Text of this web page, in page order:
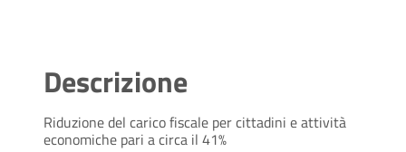
Descrizione
Riduzione del carico fiscale per cittadini e attività
economiche pari a circa il 41%